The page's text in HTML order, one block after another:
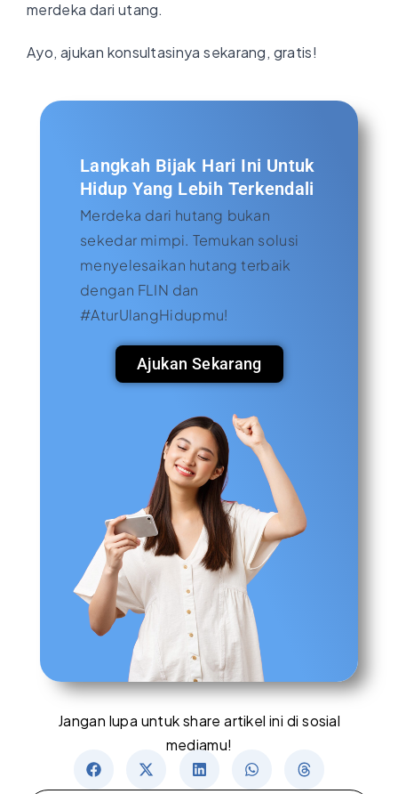
merdeka dari utang.
Ayo, ajukan konsultasinya sekarang, gratis!
Langkah Bijak Hari Ini Untuk
Hidup Yang Lebih Terkendali
Merdeka dari hutang bukan
sekedar mimpi. Temukan solusi
menyelesaikan hutang terbaik
dengan FLIN dan
#AturUlangHidupmu!
Ajukan Sekarang
Jangan lupa untuk share artikel ini di sosial
mediamu!